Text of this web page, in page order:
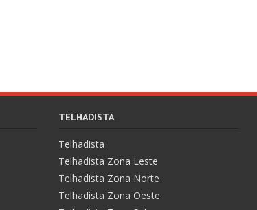
TELHADISTA
Telhadista
Telhadista Zona Leste
Telhadista Zona Norte
Telhadista Zona Oeste